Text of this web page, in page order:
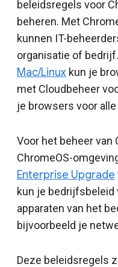
beleidsregels voor
beheren. Met
kunnen IT-
organisatie of
Mac/Linux kun je
met Cloudbeheer
je browsers voor
Voor het beheer van
ChromeOS-
Enterprise Upgrade
kun je bedrijfsbeleid
apparaten van het
bijvoorbeeld je
Deze beleidsregels